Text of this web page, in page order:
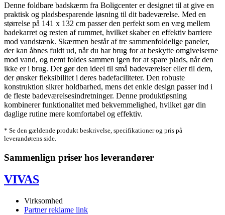
Denne foldbare badskærm fra Boligcenter er designet til at give en
praktisk og pladsbesparende løsning til dit badeværelse. Med en
størrelse på 141 x 132 cm passer den perfekt som en væg mellem
badekarret og resten af rummet, hvilket skaber en effektiv barriere
mod vandstænk. Skærmen består af tre sammenfoldelige paneler,
der kan åbnes fuldt ud, når du har brug for at beskytte omgivelserne
mod vand, og nemt foldes sammen igen for at spare plads, når den
ikke er i brug. Det gør den ideel til små badeværelser eller til dem,
der ønsker fleksibilitet i deres badefaciliteter. Den robuste
konstruktion sikrer holdbarhed, mens det enkle design passer ind i
de fleste badeværelsesindretninger. Denne produktløsning
kombinerer funktionalitet med bekvemmelighed, hvilket gør din
daglige rutine mere komfortabel og effektiv.
* Se den gældende produkt beskrivelse, specifikationer og pris på
leverandørens side.
Sammenlign priser hos leverandører
VIVAS
Virksomhed
Partner reklame link